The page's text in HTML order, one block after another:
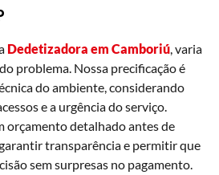
Dedetizadora em Camboriú , varia
problema. Nossa precificação é
do ambiente, considerando
e a urgência do serviço.
orçamento detalhado antes de
transparência e permitir que
sem surpresas no pagamento.